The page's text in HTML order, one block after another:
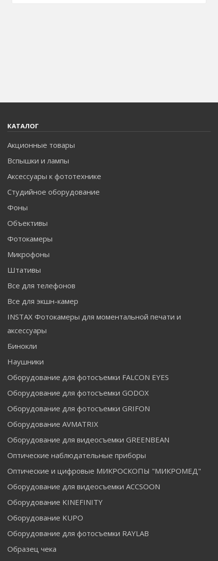
КАТАЛОГ
Акционные товары
Вспышки и лампы
Аксессуары к фототехнике
Студийное оборудование
Фоны
Объективы
Фотокамеры
Микрофоны
Штативы
Все для телефонов
Все для экшн-камер
INSTAX Фотокамеры для моментальной печати и
аксессуары
Бинокли
Наушники
Оборудование для фотосъемки FALCON EYES
Оборудование для фотосъемки GODOX
Оборудование для фотосъемки GRIFON
Оборудование AVMATRIX
Оборудование для видеосъемки GREENBEAN
Оптические наблюдательные приборы
Оптические и цифровые МИКРОСКОПЫ "МИКРОМЕД"
Оборудование для видеосъемки ACCSOON
Оборудование KINEFINITY
Оборудование KUPO
Оборудование для фотосъемки RAYLAB
Образец чека